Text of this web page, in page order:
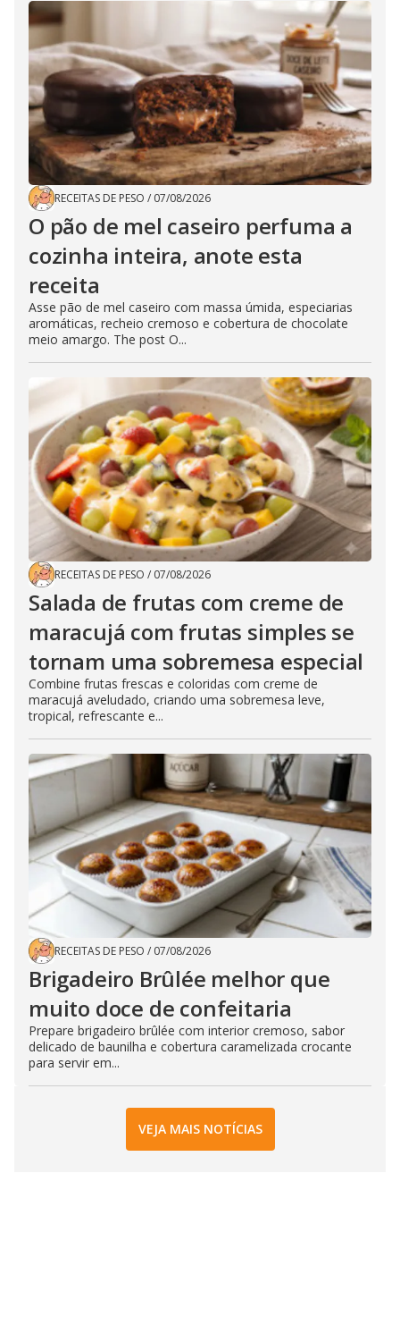
RECEITAS DE PESO / 07/08/2026
O pão de mel caseiro perfuma a
cozinha inteira, anote esta
receita
Asse pão de mel caseiro com massa úmida, especiarias
aromáticas, recheio cremoso e cobertura de chocolate
meio amargo. The post O...
RECEITAS DE PESO / 07/08/2026
Salada de frutas com creme de
maracujá com frutas simples se
tornam uma sobremesa especial
Combine frutas frescas e coloridas com creme de
maracujá aveludado, criando uma sobremesa leve,
tropical, refrescante e...
RECEITAS DE PESO / 07/08/2026
Brigadeiro Brûlée melhor que
muito doce de confeitaria
Prepare brigadeiro brûlée com interior cremoso, sabor
delicado de baunilha e cobertura caramelizada crocante
para servir em...
VEJA MAIS NOTÍCIAS